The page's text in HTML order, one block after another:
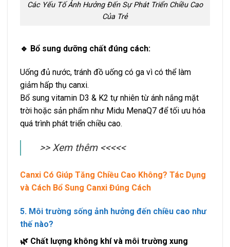
Các Yếu Tố Ảnh Hưởng Đến Sự Phát Triển Chiều Cao
Của Trẻ
🔹 Bổ sung dưỡng chất đúng cách:
Uống đủ nước, tránh đồ uống có ga vì có thể làm
giảm hấp thụ canxi.
Bổ sung vitamin D3 & K2 tự nhiên từ ánh nắng mặt
trời hoặc sản phẩm như Midu MenaQ7 để tối ưu hóa
quá trình phát triển chiều cao.
>> Xem thêm <<<<<
Canxi Có Giúp Tăng Chiều Cao Không? Tác Dụng
và Cách Bổ Sung Canxi Đúng Cách
5. Môi trường sống ảnh hưởng đến chiều cao như
thế nào?
🌿 Chất lượng không khí và môi trường xung